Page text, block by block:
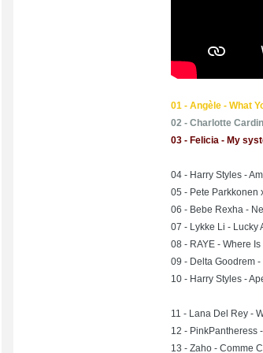
01 - Angèle - What
02 - Charlotte
03 - Felicia - My
04 - Harry Styles -
05 - Pete Parkkonen
06 - Bebe Rexha -
07 - Lykke Li - Lucky
08 - RAYE - Where
09 - Delta Goodrem -
10 - Harry Styles -
11 - Lana Del Rey -
12 - PinkPantheress
13 - Zaho - Comme